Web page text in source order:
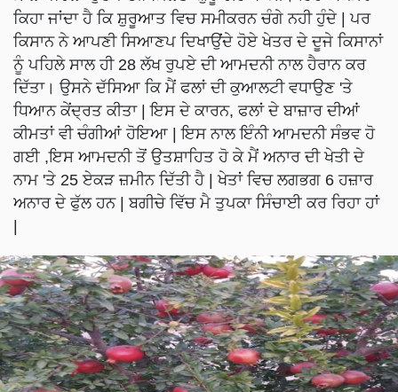
ਕਿਹਾ ਜਾਂਦਾ ਹੈ ਕਿ ਸ਼ੁਰੂਆਤ ਵਿਚ ਸਮੀਕਰਨ ਚੰਗੇ ਨਹੀ ਹੁੰਦੇ | ਪਰ
ਕਿਸਾਨ ਨੇ ਆਪਣੀ ਸਿਆਣਪ ਦਿਖਾਉਂਦੇ ਹੋਏ ਖੇਤਰ ਦੇ ਦੂਜੇ ਕਿਸਾਨਾਂ
ਨੂੰ ਪਹਿਲੇ ਸਾਲ ਹੀ 28 ਲੱਖ ਰੁਪਏ ਦੀ ਆਮਦਨੀ ਨਾਲ ਹੈਰਾਨ ਕਰ
ਦਿੱਤਾ। ਉਸਨੇ ਦੱਸਿਆ ਕਿ ਮੈਂ ਫਲਾਂ ਦੀ ਕੁਆਲਟੀ ਵਧਾਉਣ 'ਤੇ
ਧਿਆਨ ਕੇਂਦ੍ਰਤ ਕੀਤਾ | ਇਸ ਦੇ ਕਾਰਨ, ਫਲਾਂ ਦੇ ਬਾਜ਼ਾਰ ਦੀਆਂ
ਕੀਮਤਾਂ ਵੀ ਚੰਗੀਆਂ ਹੋਇਆ | ਇਸ ਨਾਲ ਇੰਨੀ ਆਮਦਨੀ ਸੰਭਵ ਹੋ
ਗਈ ,ਇਸ ਆਮਦਨੀ ਤੋਂ ਉਤਸ਼ਾਹਿਤ ਹੋ ਕੇ ਮੈਂ ਅਨਾਰ ਦੀ ਖੇਤੀ ਦੇ
ਨਾਮ 'ਤੇ 25 ਏਕੜ ਜ਼ਮੀਨ ਦਿੱਤੀ ਹੈ | ਖੇਤਾਂ ਵਿਚ ਲਗਭਗ 6 ਹਜ਼ਾਰ
ਅਨਾਰ ਦੇ ਫੁੱਲ ਹਨ | ਬਗੀਚੇ ਵਿੱਚ ਮੈ ਤੁਪਕਾ ਸਿੰਚਾਈ ਕਰ ਰਿਹਾ ਹਾਂ
|